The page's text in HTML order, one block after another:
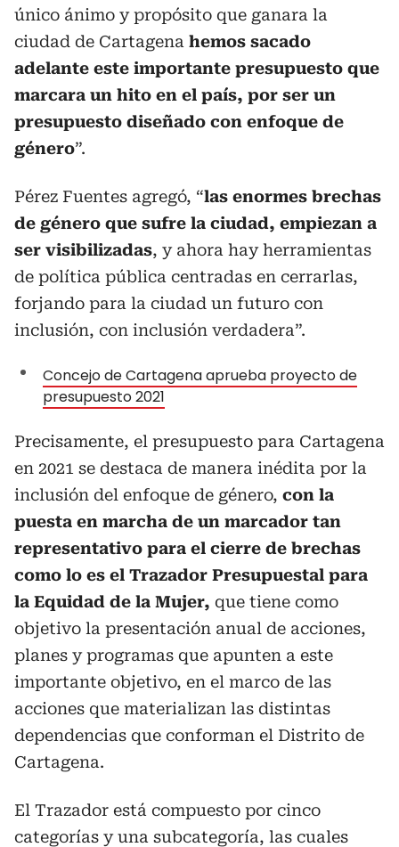
único ánimo y propósito que ganara la
ciudad de Cartagena hemos sacado
adelante este importante presupuesto que
marcara un hito en el país, por ser un
presupuesto diseñado con enfoque de
género”.
Pérez Fuentes agregó, “las enormes brechas
de género que sufre la ciudad, empiezan a
ser visibilizadas, y ahora hay herramientas
de política pública centradas en cerrarlas,
forjando para la ciudad un futuro con
inclusión, con inclusión verdadera”.
Concejo de Cartagena aprueba proyecto de
presupuesto 2021
Precisamente, el presupuesto para Cartagena
en 2021 se destaca de manera inédita por la
inclusión del enfoque de género, con la
puesta en marcha de un marcador tan
representativo para el cierre de brechas
como lo es el Trazador Presupuestal para
la Equidad de la Mujer, que tiene como
objetivo la presentación anual de acciones,
planes y programas que apunten a este
importante objetivo, en el marco de las
acciones que materializan las distintas
dependencias que conforman el Distrito de
Cartagena.
El Trazador está compuesto por cinco
categorías y una subcategoría, las cuales